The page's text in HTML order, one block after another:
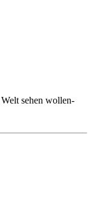
sehen wollen-